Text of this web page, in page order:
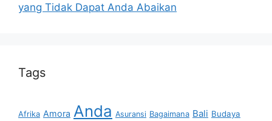
yang Tidak Dapat Anda Abaikan
Tags
Afrika Amora Anda Asuransi Bagaimana Bali Budaya